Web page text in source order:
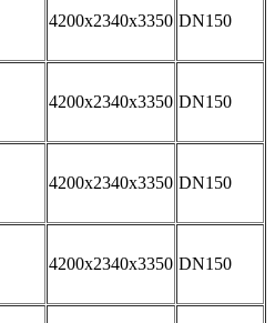
4200x2340x3350 DN150
4200x2340x3350 DN150
4200x2340x3350 DN150
4200x2340x3350 DN150